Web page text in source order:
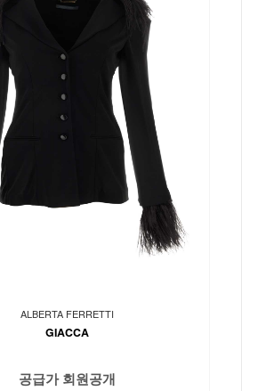
ALBERTA FERRETTI
GIACCA
공급가 회원공개